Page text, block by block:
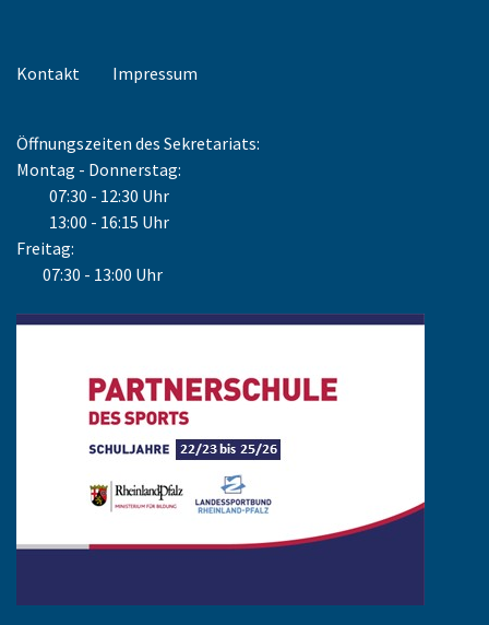
Kontakt Impressum
Öffnungszeiten des Sekretariats:
Montag - Donnerstag:
07:30 - 12:30 Uhr
13:00 - 16:15 Uhr
Freitag:
07:30 - 13:00 Uhr